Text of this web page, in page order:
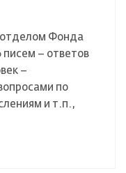
Фонда
писем – ответов
–
по
и т.п.,